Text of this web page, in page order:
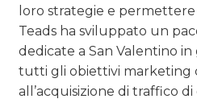
loro strategie e
Teads ha sviluppato un
dedicate a San Valentino in
tutti gli obiettivi marketing
all’acquisizione di traffico